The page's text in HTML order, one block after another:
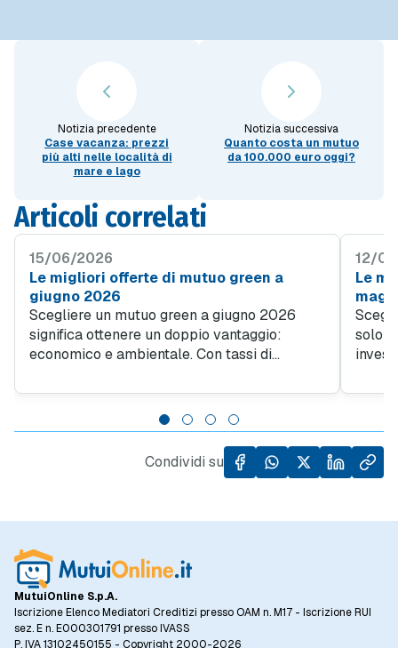
Notizia precedente
Case vacanza: prezzi
più alti nelle località di
mare e lago
Notizia successiva
Quanto costa un mutuo
da 100.000 euro oggi?
Articoli correlati
15/06/2026
Le migliori offerte di mutuo green a
giugno 2026
Scegliere un mutuo green a giugno 2026
significa ottenere un doppio vantaggio:
economico e ambientale. Con tassi di
soluzioni tradizionali, finanziare un immobile
ad alta efficienza energetica diventa
un'opportunità di risparmio per le famiglie.
12/
Le
solo
avere
40-50
Condividi su
MutuiOnline S.p.A.
Iscrizione Elenco Mediatori Creditizi presso OAM n. M17 - Iscrizione RUI
sez. E n. E000301791 presso IVASS
P. IVA 13102450155 - Copyright 2000-2026